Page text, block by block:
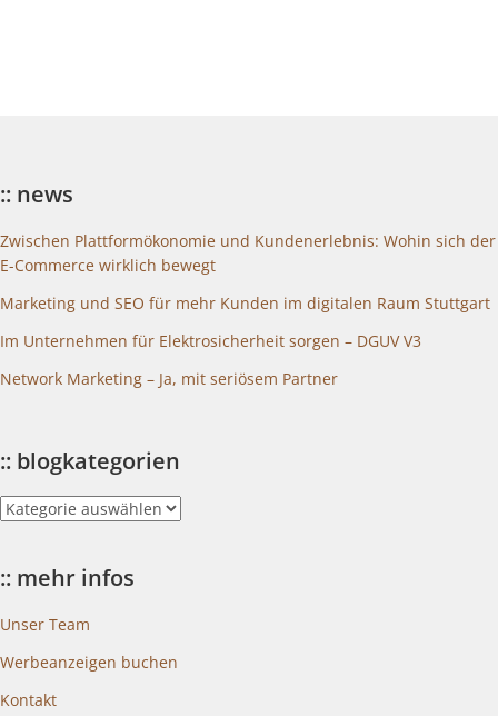
:: news
Zwischen Plattformökonomie und Kundenerlebnis: Wohin sich der
E-Commerce wirklich bewegt
Marketing und SEO für mehr Kunden im digitalen Raum Stuttgart
Im Unternehmen für Elektrosicherheit sorgen – DGUV V3
Network Marketing – Ja, mit seriösem Partner
:: blogkategorien
::
blogkategorien
:: mehr infos
Unser Team
Werbeanzeigen buchen
Kontakt